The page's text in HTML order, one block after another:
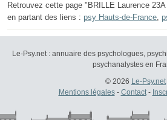
Retrouvez cette page "BRILLE Laurence
en partant des liens : psy Hauts-de-France,
Le-Psy.net : annuaire des psychologues,
psychanalystes en
© 2026 Le-Psy.net
Mentions légales- Contact-